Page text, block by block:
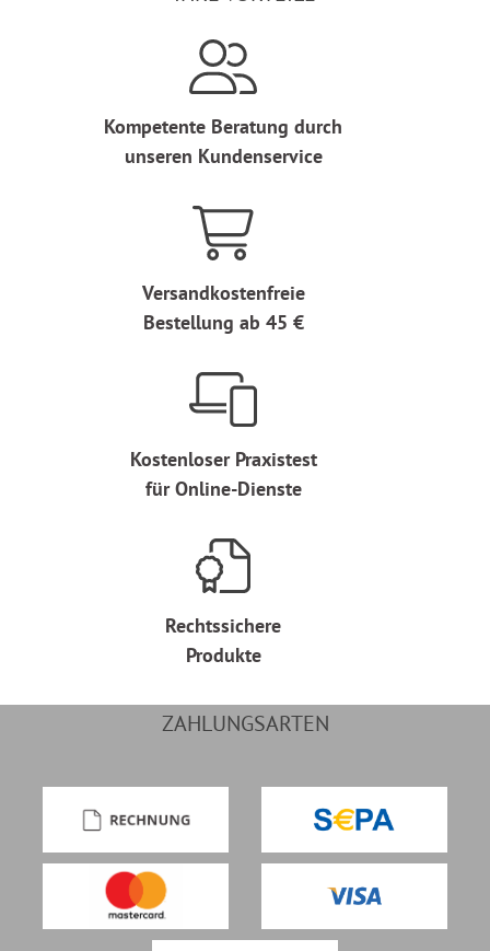
Kompetente Beratung durch
unseren Kundenservice
Versandkostenfreie
Bestellung ab 45 €
Kostenloser Praxistest
für Online-Dienste
Rechtssichere
Produkte
ZAHLUNGSARTEN